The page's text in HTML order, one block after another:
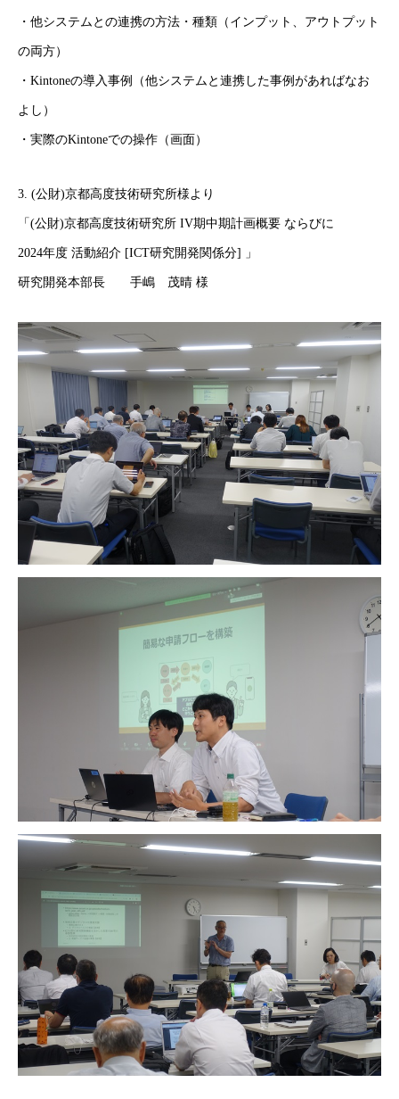
・他システムとの連携の方法・種類（インプット、アウトプット
の両方）
・Kintoneの導入事例（他システムと連携した事例があればなお
よし）
・実際のKintoneでの操作（画面）
3. (公財)京都高度技術研究所様より
「(公財)京都高度技術研究所 IV期中期計画概要 ならびに
2024年度 活動紹介 [ICT研究開発関係分] 」
研究開発本部長 手嶋 茂晴 様